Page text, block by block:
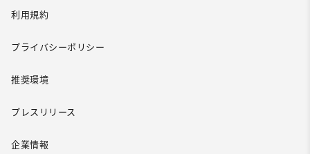
利用規約
プライバシーポリシー
推奨環境
プレスリリース
企業情報